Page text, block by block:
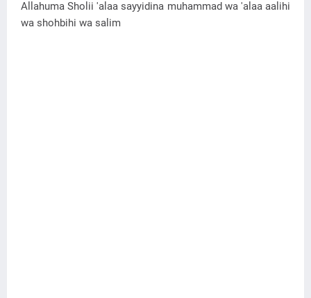
Allahuma Sholii 'alaa sayyidina muhammad wa 'alaa aalihi
wa shohbihi wa salim